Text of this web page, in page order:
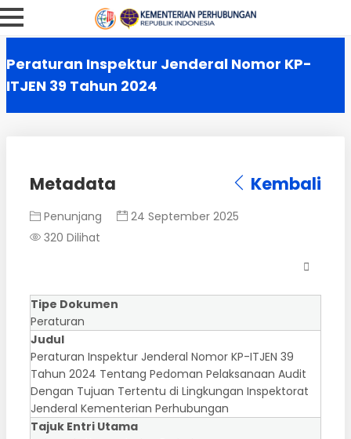
Peraturan Inspektur Jenderal Nomor KP-
ITJEN 39 Tahun 2024
Metadata Kembali
Penunjang
24 September 2025
320 Dilihat
Tipe Dokumen
Peraturan
Judul
Peraturan Inspektur Jenderal Nomor KP-ITJEN 39
Tahun 2024 Tentang Pedoman Pelaksanaan Audit
Dengan Tujuan Tertentu di Lingkungan Inspektorat
Jenderal Kementerian Perhubungan
Tajuk Entri Utama